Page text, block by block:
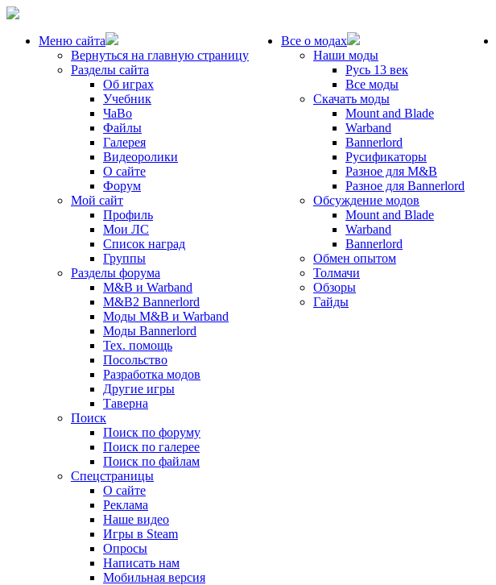
Меню сайта
Вернуться на главную страницу
Разделы сайта
Об играх
Учебник
ЧаВо
Файлы
Галерея
Видеоролики
О сайте
Форум
Мой сайт
Профиль
Мои ЛС
Список наград
Группы
Разделы форума
M&B и Warband
M&B2 Bannerlord
Моды M&B и Warband
Моды Bannerlord
Тех. помощь
Посольство
Разработка модов
Другие игры
Таверна
Поиск
Поиск по форуму
Поиск по галерее
Поиск по файлам
Спецстраницы
О сайте
Реклама
Наше видео
Игры в Steam
Опросы
Написать нам
Мобильная версия
Все о модах
Наши моды
Русь 13 век
Все моды
Скачать моды
Mount and Blade
Warband
Bannerlord
Русификаторы
Разное для M&B
Разное для Bannerlord
Обсуждение модов
Mount and Blade
Warband
Bannerlord
Обмен опытом
Толмачи
Обзоры
Гайды